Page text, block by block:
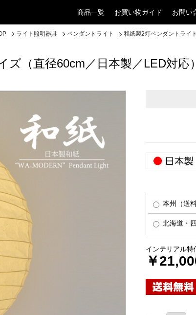
商品一覧 お買い物ガイド お問い
ライト照明器具 ペンダントライト 和紙製2灯ペンダントライ
（直径60cm／日本製／LED対応）
本州（送
北海道・
インテリアル特
￥